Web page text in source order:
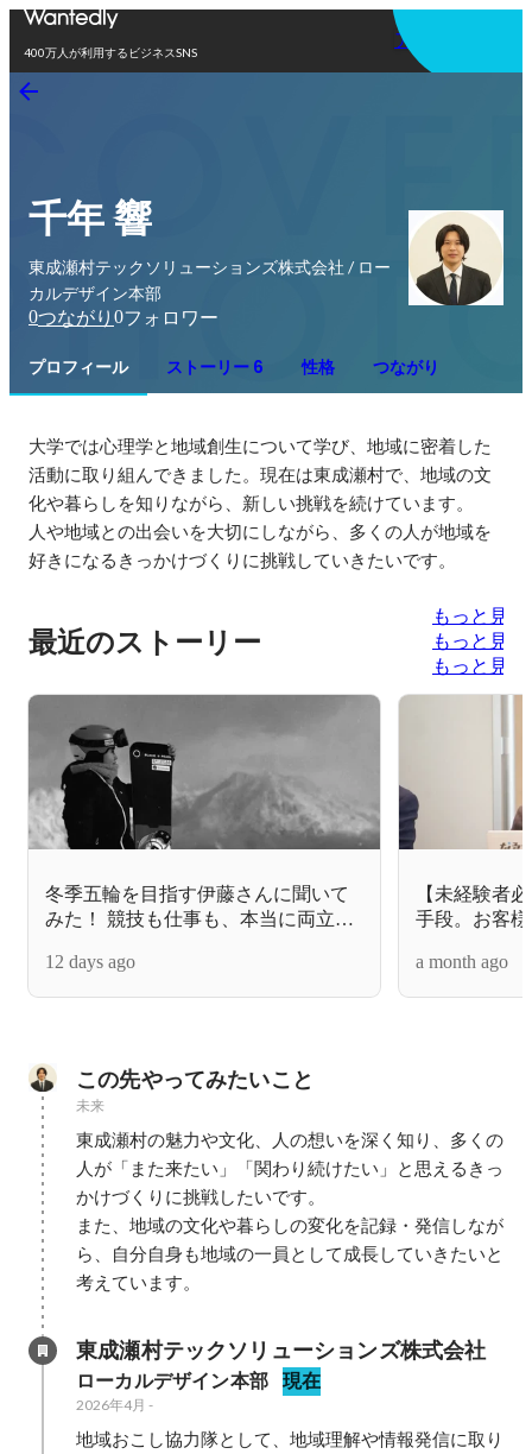
400万人が利用するビジネスSNS
アプリを使う
千年 響
東成瀬村テックソリューションズ株式会社 / ロー
カルデザイン本部
0つながり 0フォロワー
プロフィール ストーリー 6 性格 つながり
大学では心理学と地域創生について学び、地域に密着した
活動に取り組んできました。現在は東成瀬村で、地域の文
化や暮らしを知りながら、新しい挑戦を続けています。
人や地域との出会いを大切にしながら、多くの人が地域を
好きになるきっかけづくりに挑戦していきたいです。
最近のストーリー
もっと見る
もっと見る
もっと見る
冬季五輪を目指す伊藤さんに聞いて
みた！ 競技も仕事も、本当に両立で
会社のサポート体制を徹底調査！！
12 days ago
【未経験者
手段。お客
に迫る！
a month ago
この先やってみたいこと
未来
東成瀬村の魅力や文化、人の想いを深く知り、多くの
人が「また来たい」「関わり続けたい」と思えるきっ
かけづくりに挑戦したいです。
また、地域の文化や暮らしの変化を記録・発信しなが
ら、自分自身も地域の一員として成長していきたいと
考えています。
東成瀬村テックソリューションズ株式会社
ローカルデザイン本部 現在
2026年4月 -
地域おこし協力隊として、地域理解や情報発信に取り